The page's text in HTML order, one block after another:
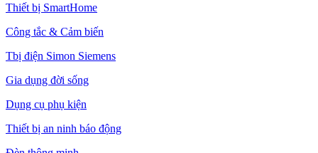
Thiết bị SmartHome
Công tắc & Cảm biến
Tbị điện Simon Siemens
Gia dụng đời sống
Dụng cụ phụ kiện
Thiết bị an ninh báo động